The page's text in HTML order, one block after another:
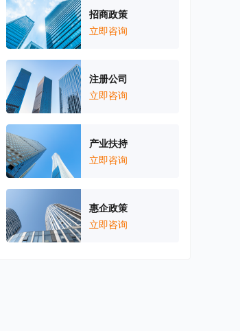
招商政策
立即咨询
注册公司
立即咨询
产业扶持
立即咨询
惠企政策
立即咨询